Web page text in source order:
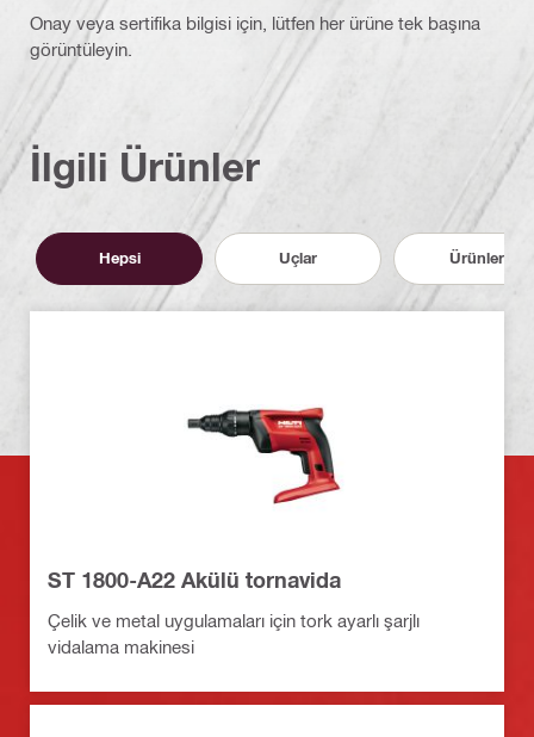
Onay veya sertifika bilgisi için, lütfen her ürüne tek başına
görüntüleyin.
İlgili Ürünler
Hepsi Uçlar Ürünler
ST 1800-A22 Akülü tornavida
Çelik ve metal uygulamaları için tork ayarlı şarjlı
vidalama makinesi